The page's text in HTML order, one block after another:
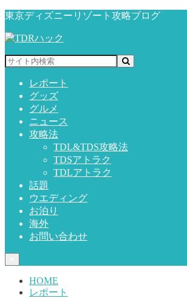
東京ディズニーリゾート攻略ブログ
レポート
グッズ
グルメ
ニュース
攻略法
TDL&TDS攻略法
TDSアトラク
TDLアトラク
話題
ウエディング
お泊り
海外
お問い合わせ
HOME
レポート